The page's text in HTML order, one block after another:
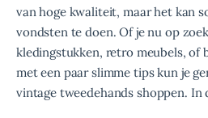
van hoge kwaliteit, maar het kan
vondsten te doen. Of je nu op
kledingstukken, retro meubels, of
met een paar slimme tips kun je
vintage tweedehands shoppen. In